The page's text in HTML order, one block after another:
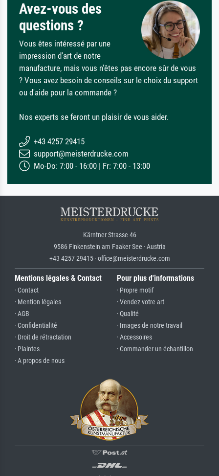
Avez-vous des
questions ?
Vous êtes intéressé par une
impression d'art de notre
manufacture, mais vous n'êtes pas encore sûr de vous
? Vous avez besoin de conseils sur le choix du support
ou d'aide pour la commande ?
Nos experts se feront un plaisir de vous aider.
+43 4257 29415
support@meisterdrucke.com
Mo-Do: 7:00 - 16:00 | Fr: 7:00 - 13:00
Kärntner Strasse 46
9586 Finkenstein am Faaker See · Austria
+43 4257 29415 · office@meisterdrucke.com
Mentions légales & Contact
· Contact
· Mention légales
· AGB
· Confidentialité
· Droit de rétractation
· Plaintes
· A propos de nous
Pour plus d'informations
· Propre motif
· Vendez votre art
· Qualité
· Images de notre travail
· Accessoires
· Commander un échantillon